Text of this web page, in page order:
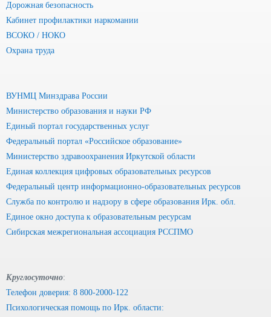
Дорожная безопасность
Кабинет профилактики наркомании
ВСОКО / НОКО
Охрана труда
ВУНМЦ Минздрава России
Министерство образования и науки РФ
Единый портал государственных услуг
Федеральный портал «Российское образование»
Министерство здравоохранения Иркутской области
Единая коллекция цифровых образовательных ресурсов
Федеральный центр информационно-образовательных ресурсов
Служба по контролю и надзору в сфере образования Ирк. обл.
Единое окно доступа к образовательным ресурсам
Сибирская межрегиональная ассоциация РССПМО
Круглосуточно:
Телефон доверия: 8 800-2000-122
Психологическая помощь по Ирк. области: